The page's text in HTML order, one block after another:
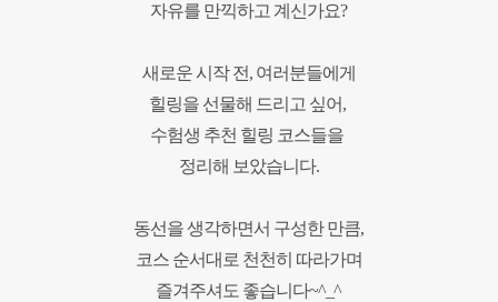
자유를 만끽하고 계신가요?
새로운 시작 전, 여러분들에게
힐링을 선물해 드리고 싶어,
수험생 추천 힐링 코스들을
정리해 보았습니다.
동선을 생각하면서 구성한 만큼,
코스 순서대로 천천히 따라가며
즐겨주셔도 좋습니다~^_^